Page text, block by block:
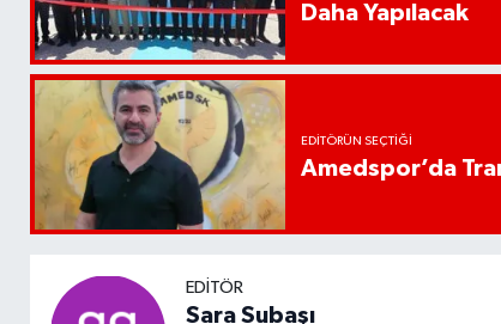
Daha Yapılacak
EDITÖRÜN SEÇTIĞI
Amedspor’da
EDITÖR
Sara Subaşı